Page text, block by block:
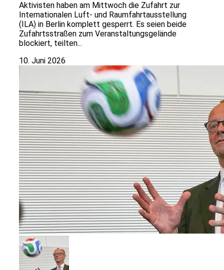
Aktivisten haben am Mittwoch die Zufahrt zur
Internationalen Luft- und Raumfahrtausstellung
(ILA) in Berlin komplett gesperrt. Es seien beide
Zufahrtsstraßen zum Veranstaltungsgelände
blockiert, teilten...
10. Juni 2026